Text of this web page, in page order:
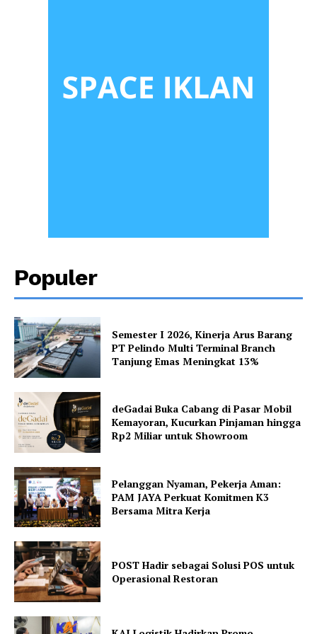
Populer
Semester I 2026, Kinerja Arus Barang
PT Pelindo Multi Terminal Branch
Tanjung Emas Meningkat 13%
deGadai Buka Cabang di Pasar Mobil
Kemayoran, Kucurkan Pinjaman hingga
Rp2 Miliar untuk Showroom
Pelanggan Nyaman, Pekerja Aman:
PAM JAYA Perkuat Komitmen K3
Bersama Mitra Kerja
POST Hadir sebagai Solusi POS untuk
Operasional Restoran